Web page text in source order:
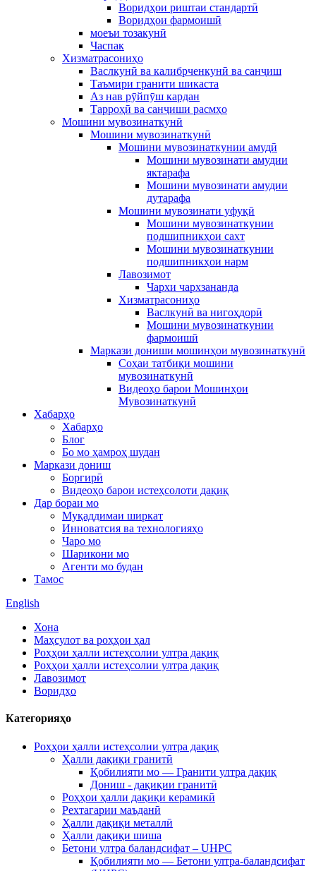
Воридҳои риштаи стандартӣ
Воридҳои фармоишӣ
моеъи тозакунӣ
Часпак
Хизматрасониҳо
Васлкунӣ ва калибрченкунӣ ва санҷиш
Таъмири гранити шикаста
Аз нав рӯйпӯш кардан
Тарроҳӣ ва санҷиши расмҳо
Мошини мувозинаткунӣ
Мошини мувозинаткунӣ
Мошини мувозинаткунии амудӣ
Мошини мувозинати амудии
яктарафа
Мошини мувозинати амудии
дутарафа
Мошини мувозинати уфуқӣ
Мошини мувозинаткунии
подшипникҳои сахт
Мошини мувозинаткунии
подшипникҳои нарм
Лавозимот
Чархи чархзананда
Хизматрасониҳо
Васлкунӣ ва нигоҳдорӣ
Мошини мувозинаткунии
фармоишӣ
Маркази дониши мошинҳои мувозинаткунӣ
Соҳаи татбиқи мошини
мувозинаткунӣ
Видеоҳо барои Мошинҳои
Мувозинаткунӣ
Хабарҳо
Хабарҳо
Блог
Бо мо ҳамроҳ шудан
Маркази дониш
Боргирӣ
Видеоҳо барои истеҳсолоти дақиқ
Дар бораи мо
Муқаддимаи ширкат
Инноватсия ва технологияҳо
Чаро мо
Шарикони мо
Агенти мо будан
Тамос
English
Хона
Маҳсулот ва роҳҳои ҳал
Роҳҳои ҳалли истеҳсолии ултра дақиқ
Роҳҳои ҳалли истеҳсолии ултра дақиқ
Лавозимот
Воридҳо
Категорияҳо
Роҳҳои ҳалли истеҳсолии ултра дақиқ
Ҳалли дақиқи гранитӣ
Қобилияти мо — Гранити ултра дақиқ
Дониш - дақиқии гранитӣ
Роҳҳои ҳалли дақиқи керамикӣ
Рехтагарии маъданӣ
Ҳалли дақиқи металлӣ
Ҳалли дақиқи шиша
Бетони ултра баландсифат – UHPC
Қобилияти мо — Бетони ултра-баландсифат